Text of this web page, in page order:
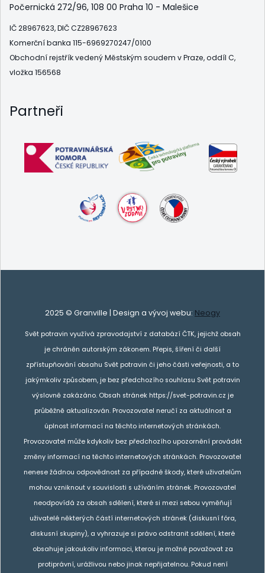
Počernická 272/96, 108 00 Praha 10 - Malešice
IČ 28967623, DIČ CZ28967623
Komerční banka 115-6969270247/0100
Obchodní rejstřík vedený Městským soudem v Praze, oddíl C,
vložka 156568
Partneři
2025 © Granville | Design a vývoj webu: Neogy
Svět potravin využívá zpravodajství z databází ČTK, jejichž obsah
je chráněn autorským zákonem. Přepis, šíření či další
zpřístupňování obsahu Svět potravin či jeho části veřejnosti, a to
jakýmkoliv způsobem, je bez předchozího souhlasu Svět potravin
výslovně zakázáno. Obsah stránek https://svet-potravin.cz je
průběžně aktualizován. Provozovatel neručí za aktuálnost a
úplnost informací na těchto internetových stránkách.
Provozovatel může kdykoliv bez předchozího upozornění provádět
změny informací na těchto internetových stránkách. Provozovatel
nenese žádnou odpovědnost za případné škody, které uživatelům
mohou vzniknout v souvislosti s užíváním stránek. Provozovatel
neodpovídá za obsah sdělení, které si mezi sebou vyměňují
uživatelé některých částí internetových stránek (diskusní fóra,
diskusní skupiny), a vyhrazuje si právo odstranit sdělení, které
obsahuje jakoukoliv informaci, kterou je možné považovat za
protiprávní, urážlivou nebo jinak nepřijatelnou. Pokud není